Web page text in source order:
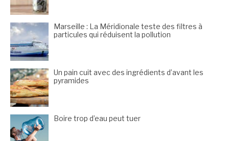
Marseille : La Méridionale teste des filtres à
particules qui réduisent la pollution
Un pain cuit avec des ingrédients d’avant les
pyramides
Boire trop d’eau peut tuer